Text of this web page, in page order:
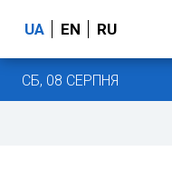
UA EN RU
СБ, 08 СЕРПНЯ